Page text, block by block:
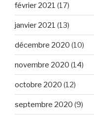
février 2021 (17)
janvier 2021 (13)
décembre 2020 (10)
novembre 2020 (14)
octobre 2020 (12)
septembre 2020 (9)